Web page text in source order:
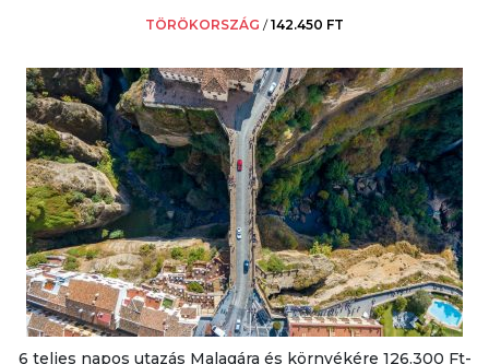
TÖRÖKORSZÁG /142.450 FT
6 teljes napos utazás Malagára és környékére 126.300 Ft-